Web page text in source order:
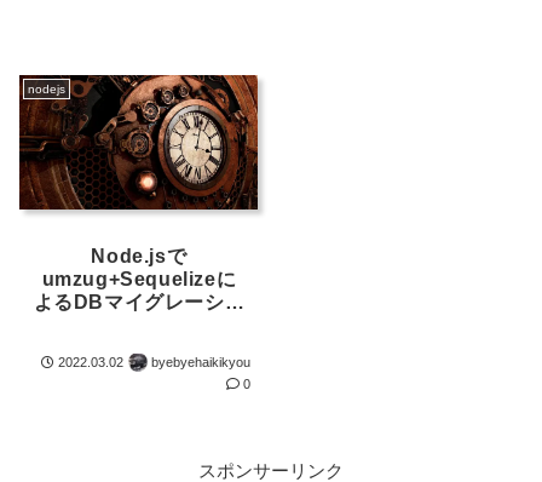
nodejs
Node.jsで
umzug+Sequelizeに
よるDBマイグレーショ
2022.03.02
byebyehaikikyou
0
スポンサーリンク